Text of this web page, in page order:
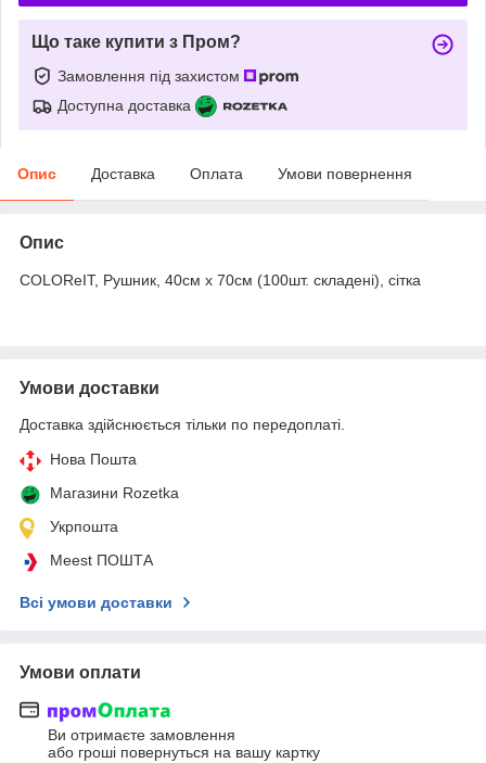
Що таке купити з Пром?
Замовлення під захистом
Доступна доставка
Опис Доставка Оплата Умови повернення
Опис
COLOReIT, Рушник, 40см х 70см (100шт. складені), сітка
Умови доставки
Доставка здійснюється тільки по передоплаті.
Нова Пошта
Магазини Rozetka
Укрпошта
Meest ПОШТА
Всі умови доставки
Умови оплати
Ви отримаєте замовлення
або гроші повернуться на вашу картку